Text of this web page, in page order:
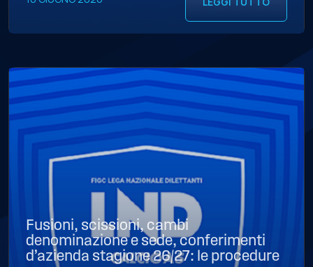
5. Il […]
Fusioni, scissioni, cambi
denominazione e sede, conferimenti
d’azienda stagione 26/27: le procedure